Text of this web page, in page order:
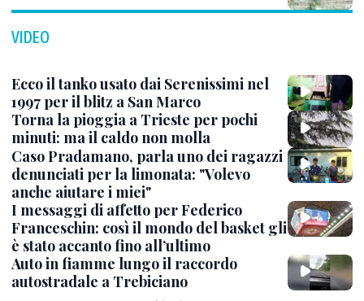
VIDEO
Ecco il tanko usato dai Serenissimi nel
1997 per il blitz a San Marco
Torna la pioggia a Trieste per pochi
minuti: ma il caldo non molla
Caso Pradamano, parla uno dei ragazzi
denunciati per la limonata: "Volevo
anche aiutare i miei"
I messaggi di affetto per Federico
Franceschin: così il mondo del basket gli
è stato accanto fino all’ultimo
Auto in fiamme lungo il raccordo
autostradale a Trebiciano